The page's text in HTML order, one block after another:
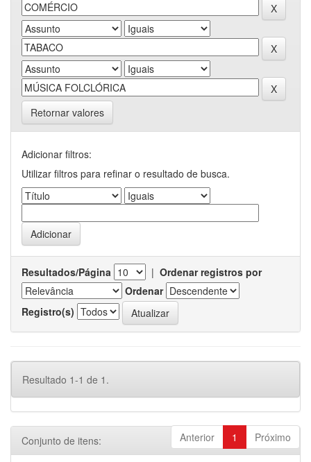
Retornar valores
Adicionar filtros:
Utilizar filtros para refinar o resultado de busca.
Resultados/Página | Ordenar registros por
Ordenar
Registro(s)
Resultado 1-1 de 1.
Anterior 1 Próximo
Conjunto de itens: